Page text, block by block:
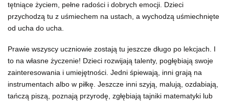
tętniące życiem, pełne radości i dobrych emocji. Dzieci
przychodzą tu z uśmiechem na ustach, a wychodzą uśmiechnięte
od ucha do ucha.
Prawie wszyscy uczniowie zostają tu jeszcze długo po lekcjach. I
to na własne życzenie! Dzieci rozwijają talenty, pogłębiają swoje
zainteresowania i umiejętności. Jedni śpiewają, inni grają na
instrumentach albo w piłkę. Jeszcze inni szyją, malują, ozdabiają,
tańczą piszą, poznają przyrodę, zgłębiają tajniki matematyki lub